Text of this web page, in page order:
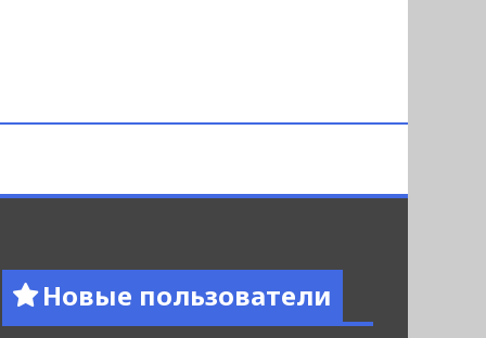
Новые пользователи